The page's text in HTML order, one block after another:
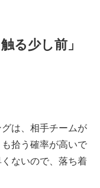
る少し前」
は、相手チームが
拾う確率が高いで
ないので、落ち着